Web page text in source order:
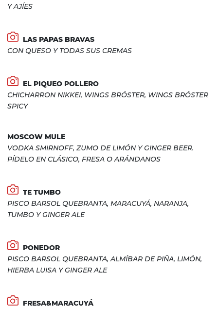
Y AJÍES
LAS PAPAS BRAVAS
CON QUESO Y TODAS SUS CREMAS
EL PIQUEO POLLERO
CHICHARRON NIKKEI, WINGS BRÓSTER, WINGS BRÓSTER
SPICY
MOSCOW MULE
VODKA SMIRNOFF, ZUMO DE LIMÓN Y GINGER BEER.
PÍDELO EN CLÁSICO, FRESA O ARÁNDANOS
TE TUMBO
PISCO BARSOL QUEBRANTA, MARACUYÁ, NARANJA,
TUMBO Y GINGER ALE
PONEDOR
PISCO BARSOL QUEBRANTA, ALMÍBAR DE PIÑA, LIMÓN,
HIERBA LUISA Y GINGER ALE
FRESA&MARACUYÁ